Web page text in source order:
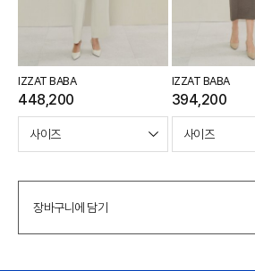
IZZAT BABA
448,200
IZZAT BABA
394,200
장바구니에 담기